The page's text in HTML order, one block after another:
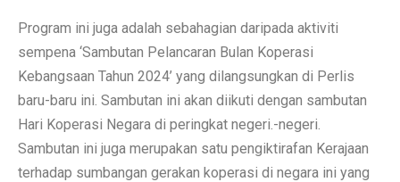
Program ini juga adalah sebahagian daripada aktiviti
sempena ‘Sambutan Pelancaran Bulan Koperasi
Kebangsaan Tahun 2024’ yang dilangsungkan di Perlis
baru-baru ini. Sambutan ini akan diikuti dengan sambutan
Hari Koperasi Negara di peringkat negeri.-negeri.
Sambutan ini juga merupakan satu pengiktirafan Kerajaan
terhadap sumbangan gerakan koperasi di negara ini yang